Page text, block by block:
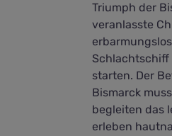
Triumph der
veranlasste
Schlachtschiff
starten. Der
Bismarck
begleiten das
erleben